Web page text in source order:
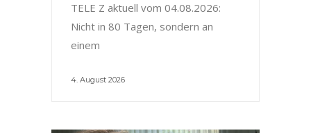
TELE Z aktuell vom 04.08.2026:
Nicht in 80 Tagen, sondern an
einem
4. August 2026